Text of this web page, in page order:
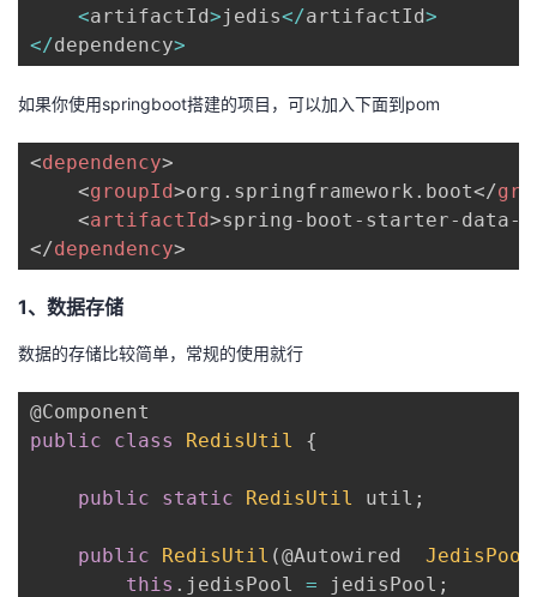
<artifactId>jedis</artifactId>
</dependency>
如果你使用springboot搭建的项目，可以加入下面到pom
<dependency>
<groupId>org.springframework.boot</
<artifactId>spring-boot-starter-data-
</dependency>
1、数据存储
数据的存储比较简单，常规的使用就行
@Component
public
class RedisUtil {
public static RedisUtil util ;
public RedisUtil (@Autowired JedisPool
this . jedisPool = jedisPool ;